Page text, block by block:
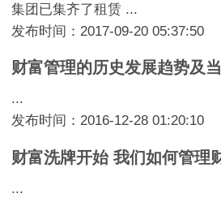
集团已集齐了租赁 ...
发布时间：2017-09-20 05:37:50
财富管理的历史发展趋势及
...
发布时间：2016-12-28 01:20:10
财富洗牌开始 我们如何管理
...